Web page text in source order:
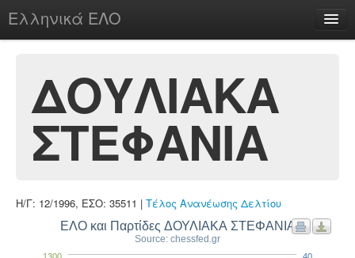
Ελληνικά ΕΛΟ
chesstu.be @ discord
Login
ΔΟΥΛΙΑΚΑ
ΣΤΕΦΑΝΙΑ
Η/Γ: 12/1996, ΕΣΟ: 35511 | Τέλος Ανανέωσης Δελτίου
ΕΛΟ και Παρτίδες ΔΟΥΛΙΑΚΑ ΣΤΕΦΑΝΙΑ
Source: chessfed.gr